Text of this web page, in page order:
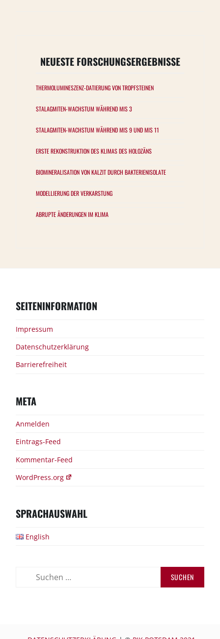
NEUESTE FORSCHUNGSERGEBNISSE
THERMOLUMINESZENZ-DATIERUNG VON TROPFSTEINEN
STALAGMITEN-WACHSTUM WÄHREND MIS 3
STALAGMITEN-WACHSTUM WÄHREND MIS 9 UND MIS 11
ERSTE REKONSTRUKTION DES KLIMAS DES HOLOZÄNS
BIOMINERALISATION VON KALZIT DURCH BAKTERIENISOLATE
MODELLIERUNG DER VERKARSTUNG
ABRUPTE ÄNDERUNGEN IM KLIMA
SEITENINFORMATION
Impressum
Datenschutzerklärung
Barrierefreiheit
META
Anmelden
Eintrags-Feed
Kommentar-Feed
WordPress.org
SPRACHAUSWAHL
English